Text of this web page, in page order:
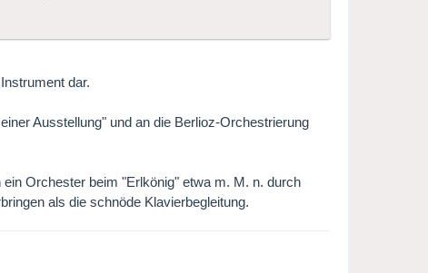
dar.
Ausstellung" und an die Berlioz-Orchestrierung
Orchester beim "Erlkönig" etwa m. M. n. durch
als die schnöde Klavierbegleitung.